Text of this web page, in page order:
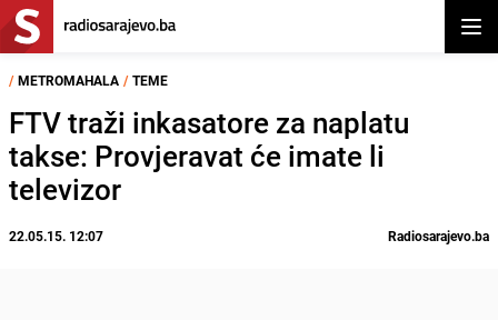
/ METROMAHALA / TEME
FTV traži inkasatore za naplatu
takse: Provjeravat će imate li
televizor
22.05.15. 12:07 Radiosarajevo.ba